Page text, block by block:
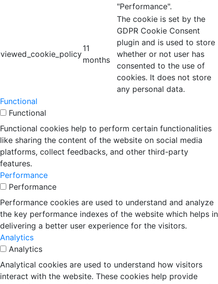
"Performance".
viewed_cookie_policy
11
months
The cookie is set by the
GDPR Cookie Consent
plugin and is used to store
whether or not user has
consented to the use of
cookies. It does not store
any personal data.
Functional
Functional
Functional cookies help to perform certain functionalities
like sharing the content of the website on social media
platforms, collect feedbacks, and other third-party
features.
Performance
Performance
Performance cookies are used to understand and analyze
the key performance indexes of the website which helps in
delivering a better user experience for the visitors.
Analytics
Analytics
Analytical cookies are used to understand how visitors
interact with the website. These cookies help provide